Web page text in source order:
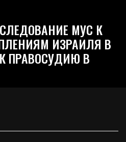
МУС К
ИЗРАИЛЯ В
ПРАВОСУДИЮ В